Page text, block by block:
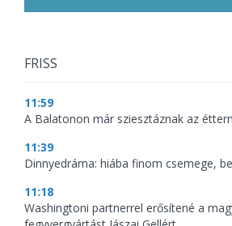
FRISS
11:59
A Balatonon már sziesztáznak az
11:39
Dinnyedráma: hiába finom csemege,
11:18
Washingtoni partnerrel erősítené a